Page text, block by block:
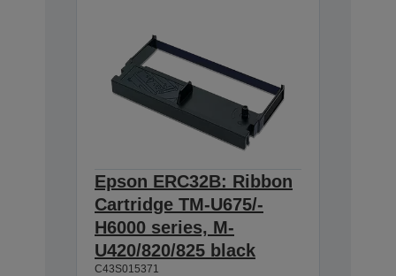
Epson ERC32B: Ribbon
Cartridge TM-U675/-
H6000 series, M-
U420/820/825 black
C43S015371